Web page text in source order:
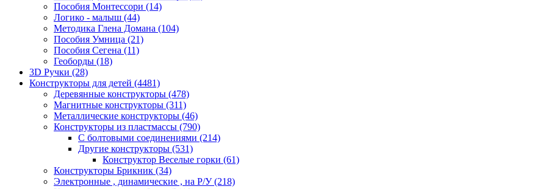
Пособия Монтессори (14)
Логико - малыш (44)
Методика Глена Домана (104)
Пособия Умница (21)
Пособия Сегена (11)
Геоборды (18)
3D Ручки (28)
Конструкторы для детей (4481)
Деревянные конструкторы (478)
Магнитные конструкторы (311)
Металлические конструкторы (46)
Конструкторы из пластмассы (790)
С болтовыми соединениями (214)
Другие конструкторы (531)
Конструктор Веселые горки (61)
Конструкторы Брикник (34)
Электронные , динамические , на Р/У(218)